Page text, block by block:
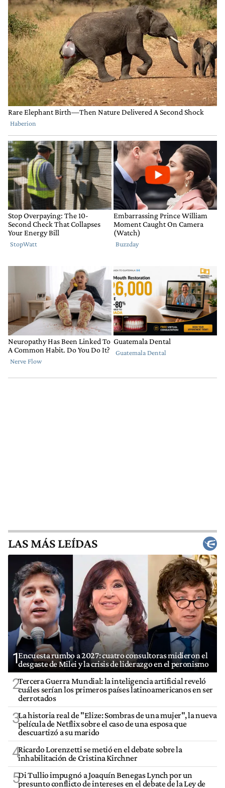
LAS MÁS LEÍDAS
1Encuesta rumbo a 2027: cuatro consultoras midieron el
desgaste de Milei y la crisis de liderazgo en el peronismo
2Tercera Guerra Mundial: la inteligencia artificial reveló
cuáles serían los primeros países latinoamericanos en ser
derrotados
3La historia real de "Elize: Sombras de una mujer", la nueva
película de Netflix sobre el caso de una esposa que
descuartizó a su marido
4Ricardo Lorenzetti se metió en el debate sobre la
inhabilitación de Cristina Kirchner
5Di Tullio impugnó a Joaquín Benegas Lynch por un
presunto conflicto de intereses en el debate de la Ley de